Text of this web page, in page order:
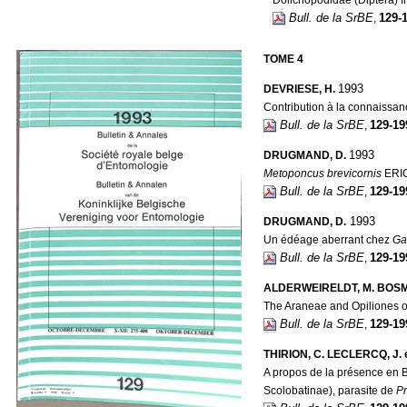
Bull. de la SrBE,129-
TOME 4
DEVRIESE, H. 1993
Contribution à la
Bull. de la SrBE,129-
DRUGMAND, D. 1993
Metoponcus brevicornis
Bull. de la SrBE ,129-
DRUGMAND, D. 1993
Un édéage aberrant chez
Bull. de la SrBE ,129-
ALDERWEIRELDT, M.
The Araneae and Opiliones
Bull. de la SrBE,129-
THIRION, C. LECLERCQ, J.
A propos de la présence en
Scolobatinae), parasite de